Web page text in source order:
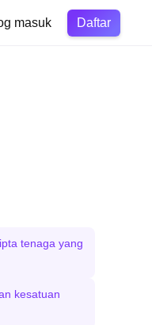
masuk Daftar
tenaga yang
kesatuan